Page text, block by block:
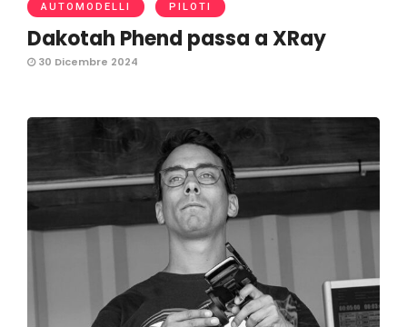
AUTOMODELLI PILOTI
Dakotah Phend passa a XRay
30 Dicembre 2024